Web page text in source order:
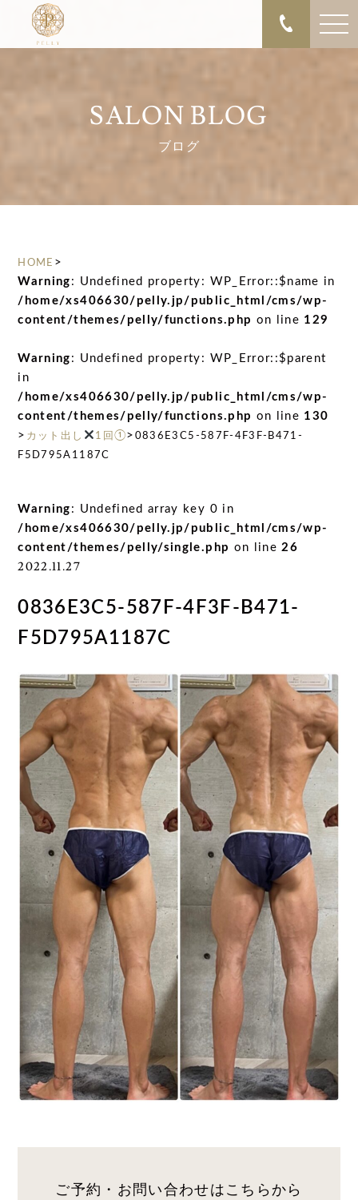
SALON BLOG
ブログ
HOME >
Warning : Undefined property: WP_Error::$name in
/home/xs406630/pelly.jp/public_html/cms/wp-
content/themes/pelly/functions.php on line 129
Warning : Undefined property: WP_Error::$parent
in
/home/xs406630/pelly.jp/public_html/cms/wp-
content/themes/pelly/functions.php on line 130
> カット出し 1回①> 0836E3C5-587F-4F3F-B471-
F5D795A1187C
Warning : Undefined array key 0 in
/home/xs406630/pelly.jp/public_html/cms/wp-
content/themes/pelly/single.php on line26
2022.11.27
0836E3C5-587F-4F3F-B471-
F5D795A1187C
ご予約・お問い合わせはこちらから